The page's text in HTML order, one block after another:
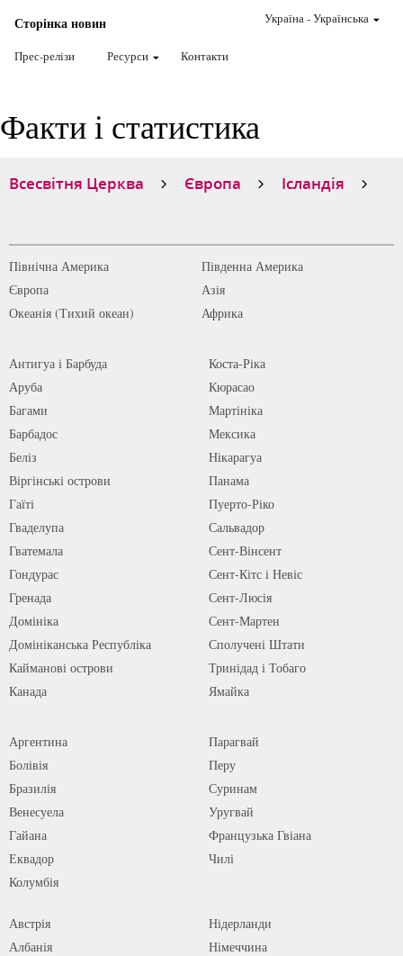
Сторінка новин
Прес-релізи Ресурси Контакти
Україна-Українська
Факти і статистика
Всесвітня Церква Європа Ісландія
Північна Америка
Південна Америка
Європа
Азія
Океанія (Тихий океан)
Африка
Антигуа і Барбуда
Аруба
Багами
Барбадос
Беліз
Віргінські острови
Гаїті
Гваделупа
Гватемала
Гондурас
Гренада
Домініка
Домініканська Республіка
Кайманові острови
Канада
Коста-Ріка
Кюрасао
Мартініка
Мексика
Нікарагуа
Панама
Пуерто-Ріко
Сальвадор
Сент-Вінсент
Сент-Кітс і Невіс
Сент-Люсія
Сент-Мартен
Сполучені Штати
Тринідад і Тобаго
Ямайка
Аргентина
Болівія
Бразилія
Венесуела
Гайана
Еквадор
Колумбія
Парагвай
Перу
Суринам
Уругвай
Французька Гвіана
Чилі
Австрія
Албанія
Нідерланди
Німеччина